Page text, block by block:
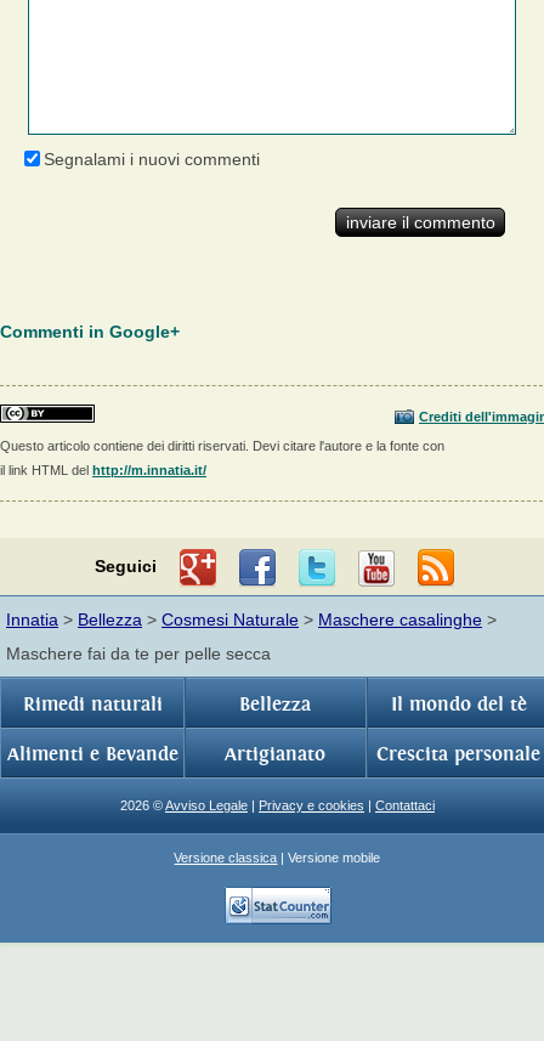
Segnalami i nuovi commenti
Commenti in Google+
Crediti
Questo articolo contiene dei diritti riservati. Devi citare l'autore e la fonte con
il link HTML del http://m.innatia.it/
Seguici
Innatia > Bellezza > Cosmesi Naturale > Maschere casalinghe >
Maschere fai da te per pelle secca
Rimedi naturali Bellezza Il mondo del tè
Alimenti e Bevande Artigianato Crescita personale
2026 ©Avviso Legale | Privacy e cookies | Contattaci
Versione classica | Versione mobile